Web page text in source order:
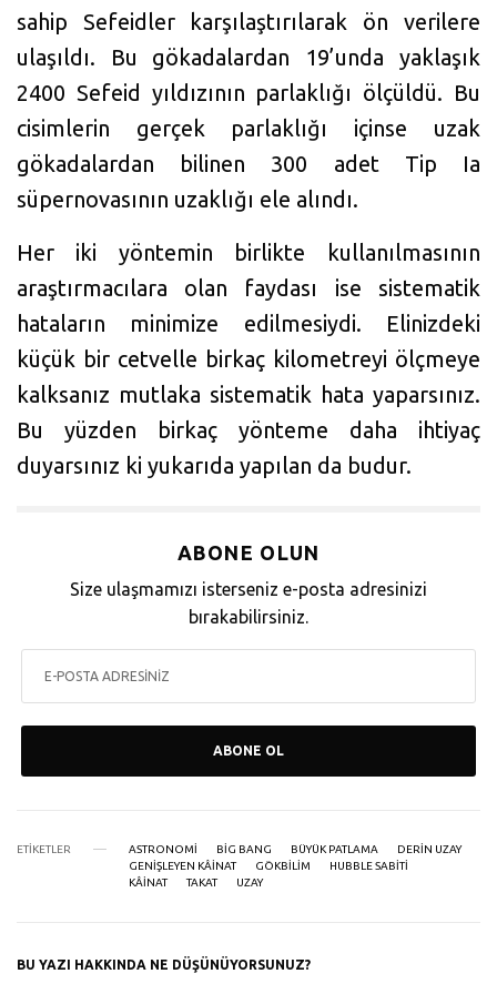
sahip Sefeidler karşılaştırılarak ön verilere
ulaşıldı. Bu gökadalardan 19’unda yaklaşık
2400 Sefeid yıldızının parlaklığı ölçüldü. Bu
cisimlerin gerçek parlaklığı içinse uzak
gökadalardan bilinen 300 adet Tip Ia
süpernovasının uzaklığı ele alındı.
Her iki yöntemin birlikte kullanılmasının
araştırmacılara olan faydası ise sistematik
hataların minimize edilmesiydi. Elinizdeki
küçük bir cetvelle birkaç kilometreyi ölçmeye
kalksanız mutlaka sistematik hata yaparsınız.
Bu yüzden birkaç yönteme daha ihtiyaç
duyarsınız ki yukarıda yapılan da budur.
ABONE OLUN
Size ulaşmamızı isterseniz e-posta adresinizi
bırakabilirsiniz.
ABONE OL
ETIKETLER ASTRONOMI BIG BANG BÜYÜK PATLAMA
DERIN UZAY
GENIŞLEYEN KÂINAT
GÖKBILIM
HUBBLE SABITI
KÂINAT
TAKAT UZAY
BU YAZI HAKKINDA NE DÜŞÜNÜYORSUNUZ?